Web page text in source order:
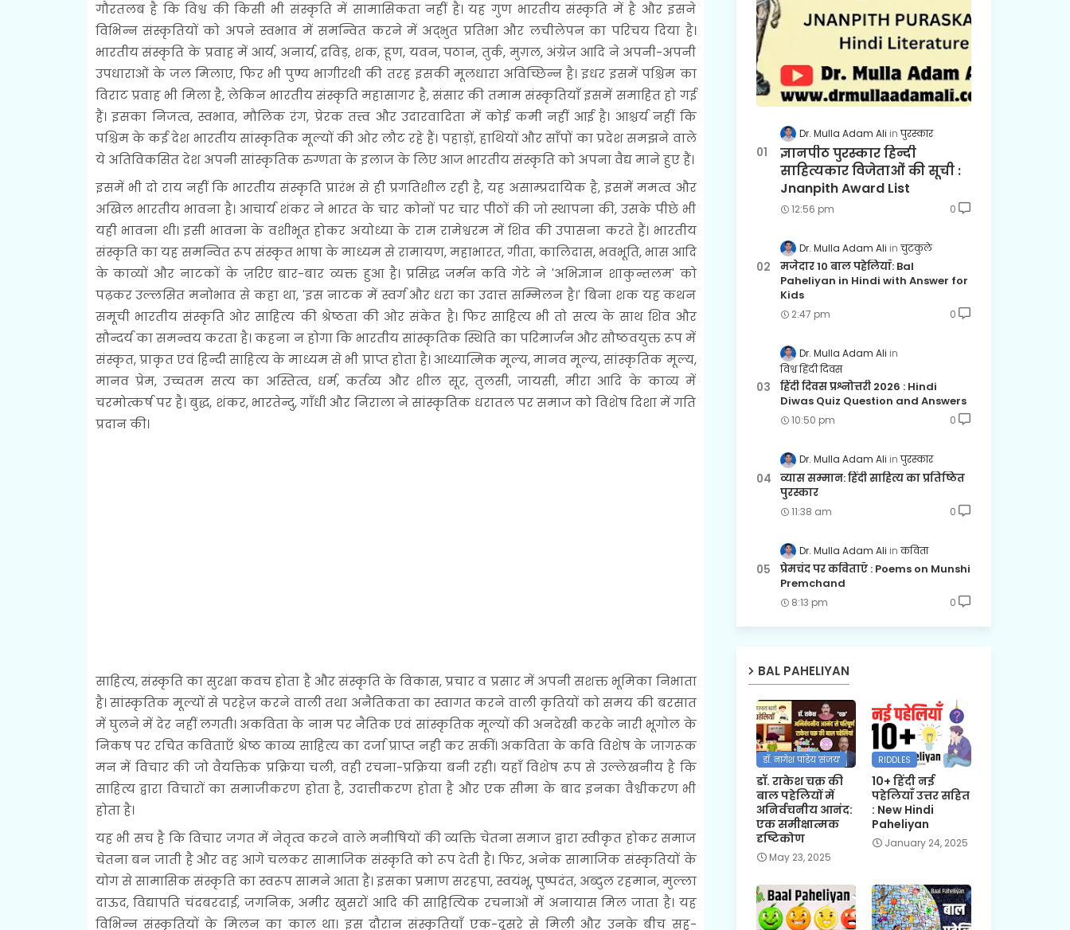
गौरतलब है कि विश्व की किसी भी संस्कृति में सामासिकता नहीं है। यह गुण भारतीय संस्कृति में है और इसने
विभिन्न संस्कृतियों को अपने स्वभाव में समन्वित करने में अद्भुत प्रतिभा और लचीलेपन का परिचय दिया है।
भारतीय संस्कृति के प्रवाह में आर्य, अनार्य, द्रविड़, शक, हूण, यवन, पठान, तुर्क, मुग़ल, अंग्रेज़ आदि ने अपनी-अपनी
उपधाराओं के जल मिलाए, फिर भी पुण्य भागीरथी की तरह इसकी मूलधारा अविच्छिन्न है। इधर इसमें पश्चिम का
विराट प्रवाह भी मिला है, लेकिन भारतीय संस्कृति महासागर है, संसार की तमाम संस्कृतियाँ इसमें समाहित हो गई
हैं। इसका निजत्व, स्वभाव, मौलिक रंग, प्रेरक तत्त्व और उदारवादिता में कोई कमी नहीं आई है। आश्चर्य नहीं कि
पश्चिम के कई देश भारतीय सांस्कृतिक मूल्यों की ओर लौट रहे हैं। पहाड़ों, हाथियों और साँपों का प्रदेश समझने वाले
ये अतिविकसित देश अपनी सांस्कृतिक रुग्णता के इलाज के लिए आज भारतीय संस्कृति को अपना वैद्य माने हुए हैं।
इसमें भी दो राय नहीं कि भारतीय संस्कृति प्रारंभ से ही प्रगतिशील रही है, यह असाम्प्रदायिक है, इसमें ममत्व और
अखिल भारतीय भावना है। आचार्य शंकर ने भारत के चार कोनों पर चार पीठों की जो स्थापना की, उसके पीछे भी
यही भावना थी। इसी भावना के वशीभूत होकर अयोध्या के राम रामेश्वरम में शिव की उपासना करते हैं। भारतीय
संस्कृति का यह समन्वित रूप संस्कृत भाषा के माध्यम से रामायण, महाभारत, गीता, कालिदास, भवभूति, भास आदि
के काव्यों और नाटकों के ज़रिए बार-बार व्यक्त हुआ है। प्रसिद्ध जर्मन कवि गेटे ने 'अभिज्ञान शाकुन्तलम' को
पढ़कर उल्लसित मनोभाव से कहा था, 'इस नाटक में स्वर्ग और धरा का उदात्त सम्मिलन है।' बिना शक यह कथन
समूची भारतीय संस्कृति ओर साहित्य की श्रेष्ठता की ओर संकेत है। फिर साहित्य भी तो सत्य के साथ शिव और
सौन्दर्य का समन्वय करता है। कहना न होगा कि भारतीय सांस्कृतिक स्थिति का परिमार्जन और सौष्ठवयुक्त रूप में
संस्कृत, प्राकृत एवं हिन्दी साहित्य के माध्यम से भी प्राप्त होता है। आध्यात्मिक मूल्य, मानव मूल्य, सांस्कृतिक मूल्य,
मानव प्रेम, उच्चतम सत्य का अस्तित्व, धर्म, कर्तव्य और शील सूर, तुलसी, जायसी, मीरा आदि के काव्य में
चरमोत्कर्ष पर है। बुद्ध, शंकर, भारतेन्दु, गाँधी और निराला ने सांस्कृतिक धरातल पर समाज को विशेष दिशा में गति
प्रदान की।
साहित्य, संस्कृति का सुरक्षा कवच होता है और संस्कृति के विकास, प्रचार व प्रसार में अपनी सशक्त भूमिका निभाता
है। सांस्कृतिक मूल्यों से परहेज़ करने वाली तथा अनैतिकता का स्वागत करने वाली कृतियों को समय की बरसात
में घुलने में देर नहीं लगती। अकविता के नाम पर नैतिक एवं सांस्कृतिक मूल्यों की अनदेखी करके नारी भूगोल के
निकष पर रचित कविताएँ श्रेष्ठ काव्य साहित्य का दर्जा प्राप्त नही कर सकीं। अकविता के कवि विशेष के जागरूक
मन में विचार की जो वैयक्तिक प्रक्रिया चली, वही रचना-प्रक्रिया बनी रही। यहाँ विशेष रूप से उल्लेखनीय है कि
साहित्य द्वारा विचारों का समाजीकरण होता है, उदात्तीकरण होता है और एक सीमा के बाद इनका वैश्वीकरण भी
होता है।
यह भी सच है कि विचार जगत में नेतृत्व करने वाले मनीषियों की व्यक्ति चेतना समाज द्वारा स्वीकृत होकर समाज
चेतना बन जाती है और वह आगे चलकर सामाजिक संस्कृति को रूप देती है। फिर, अनेक सामाजिक संस्कृतियों के
योग से सामासिक संस्कृति का स्वरूप सामने आता है। इसका प्रमाण सरहपा, स्वयंभू, पुष्पदंत, अब्दुल रहमान, मुल्ला
दाऊद, विद्यापति चंदबरदाई, जगनिक, अमीर खुसरों आदि की साहित्यिक रचनाओं में अनायास मिल जाता है। यह
विभिन्न संस्कृतियों के मिलन का काल था। इस दौरान संस्कृतियाँ एक-दूसरे से मिली और उनके बीच सह-
Dr. Mulla Adam Ali पुरस्कार
ज्ञानपीठ पुरस्कार हिन्दी
साहित्यकार विजेताओं की सूची :
Jnanpith Award List
12:56 pm 0
Dr. Mulla Adam Ali चुटकुले
मजेदार 10 बाल पहेलियाँ: Bal
Paheliyan in Hindi with Answer for
Kids
2:47 pm 0
Dr. Mulla Adam Ali
विश्व हिंदी दिवस
हिंदी दिवस प्रश्नोत्तरी 2026 : Hindi
Diwas Quiz Question and Answers
10:50 pm 0
Dr. Mulla Adam Ali पुरस्कार
व्यास सम्मान: हिंदी साहित्य का प्रतिष्ठित
पुरस्कार
11:38 am 0
Dr. Mulla Adam Ali कविता
प्रेमचंद पर कविताएँ : Poems on Munshi
Premchand
8:13 pm 0
BAL PAHELIYAN
डॉ. नागेश पांडेय 'संजय'
डॉ. राकेश चक्र की
बाल पहेलियों में
अनिर्वचनीय आनंद:
एक समीक्षात्मक
दृष्टिकोण
May 23, 2025
RIDDLES
10+ हिंदी नई
पहेलियाँ उत्तर सहित
: New Hindi
Paheliyan
January 24, 2025